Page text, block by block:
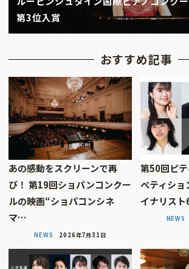
第3位入賞
おすすめ記事
あの感動をスクリーンで再
び！ 第19回ショパンコンクー
ルの映画“ショパコンシネ
マ…
NEWS 2026年7月31日
第50回ピ
ペティショ
イナリス
NEWS